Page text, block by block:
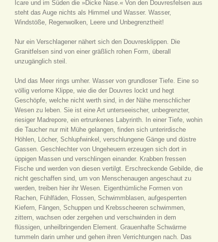
Icare und im Süden die »Dicke Nase.« Von den Douvresfelsen aus
steht das Auge nichts als Himmel und Wasser. Wasser,
Windstöße, Regenwolken, Leere und Unbegrenztheit!
Nur ein Verschlagener nähert sich den Douvresklippen. Die
Granitfelsen sind von einer gräßlich rohen Form, überall
unzugänglich steil.
Und das Meer rings umher. Wasser von grundloser Tiefe. Eine so
völlig verlorne Klippe, wie die der Douvres lockt und hegt
Geschöpfe, welche nicht werth sind, in der Nähe menschlicher
Wesen zu leben. Sie ist eine Art unterseeischer, unbegrenzter,
riesiger Madrepore, ein ertrunkenes Labyrinth. In einer Tiefe, wohin
die Taucher nur mit Mühe gelangen, finden sich unterirdische
Höhlen, Löcher, Schlupfwinkel, verschlungene Gänge und düstre
Gassen. Geschlechter von Ungeheuern erzeugen sich dort in
üppigen Massen und verschlingen einander. Krabben fressen
Fische und werden von diesen vertilgt. Erschreckende Gebilde, die
nicht geschaffen sind, um von Menschenaugen angeschaut zu
werden, treiben hier ihr Wesen. Eigenthümliche Formen von
Rachen, Fühlfäden, Flossen, Schwimmblasen, aufgesperrten
Kiefern, Fängen, Schuppen und Krebsscheeren schwimmen,
zittern, wachsen oder zergehen und verschwinden in dem
flüssigen, unheilbringenden Element. Grauenhafte Schwärme
tummeln darin umher und gehen ihren Verrichtungen nach. Das